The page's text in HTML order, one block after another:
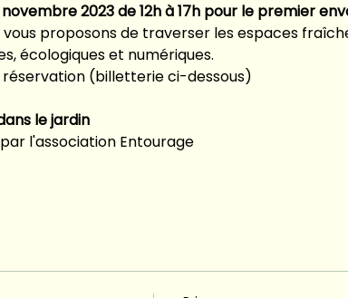
2023 de 12h à 17h pour le premier
vous proposons de traverser les espaces
écologiques et numériques.
(billetterie ci-dessous)
le jardin
l'association Entourage